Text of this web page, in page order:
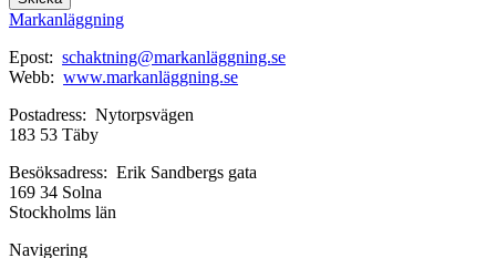
Markanläggning
Epost: schaktning@markanläggning.se
Webb: www.markanläggning.se
Postadress: Nytorpsvägen
183 53 Täby
Besöksadress: Erik Sandbergs gata
169 34 Solna
Stockholms län
Navigering